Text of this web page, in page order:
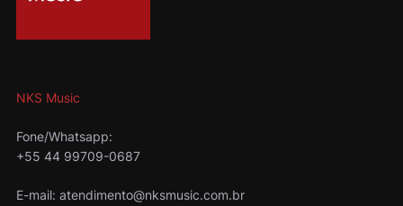
NKS Music
Fone/Whatsapp:
+55 44 99709-0687
E-mail: atendimento@nksmusic.com.br